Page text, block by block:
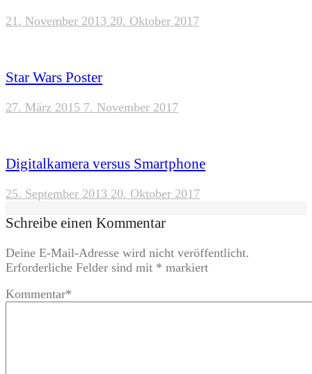
21. November 2013 20. Oktober 2017
Star Wars Poster
27. März 2015 7. November 2017
Digitalkamera versus Smartphone
25. September 2013 20. Oktober 2017
Schreibe einen Kommentar
Deine E-Mail-Adresse wird nicht veröffentlicht.
Erforderliche Felder sind mit * markiert
Kommentar*